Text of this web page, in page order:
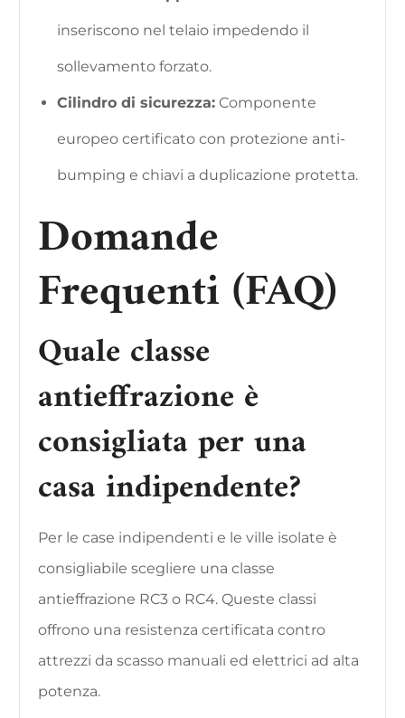
inseriscono nel telaio impedendo il
sollevamento forzato.
Cilindro di sicurezza: Componente
europeo certificato con protezione anti-
bumping e chiavi a duplicazione protetta.
Domande
Frequenti (FAQ)
Quale classe
antieffrazione è
consigliata per una
casa indipendente?
Per le case indipendenti e le ville isolate è
consigliabile scegliere una classe
antieffrazione RC3 o RC4. Queste classi
offrono una resistenza certificata contro
attrezzi da scasso manuali ed elettrici ad alta
potenza.